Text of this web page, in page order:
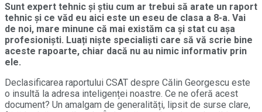
Sunt expert tehnic și știu cum ar trebui să arate un raport
tehnic și ce văd eu aici este un eseu de clasa a 8-a. Vai
de noi, mare minune că mai existăm ca și stat cu așa
profesioniști. Luați niște specialiști care să vă scrie bine
aceste rapoarte, chiar dacă nu au nimic informativ prin
ele.
Declasificarea raportului CSAT despre Călin Georgescu este
o insultă la adresa inteligenței noastre. Ce ne oferă acest
document? Un amalgam de generalități, lipsit de surse clare,